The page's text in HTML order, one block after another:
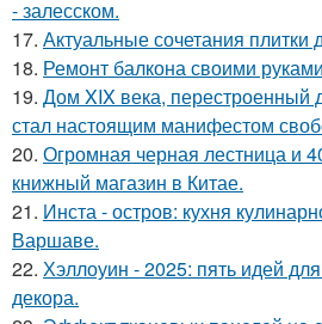
- залесском.
17. Актуальные сочетания плитки
18. Ремонт балкона своими
19. Дом XIX века, перестроенный
стал настоящим манифестом
20. Огромная черная лестница и
книжный магазин в Китае.
21. Инста - остров: кухня
Варшаве.
22. Хэллоуин - 2025: пять идей
декора.